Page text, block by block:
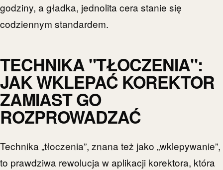
godziny, a gładka, jednolita cera stanie się
codziennym standardem.
TECHNIKA "TŁOCZENIA":
JAK WKLEPAĆ KOREKTOR
ZAMIAST GO
ROZPROWADZAĆ
Technika „tłoczenia”, znana też jako „wklepywanie”,
to prawdziwa rewolucja w aplikacji korektora, która